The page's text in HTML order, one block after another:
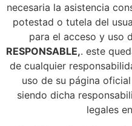
necesaria la asistencia
potestad o tutela del
para el acceso y uso
RESPONSABLE,. este
de cualquier
uso de su página
siendo dicha
legales